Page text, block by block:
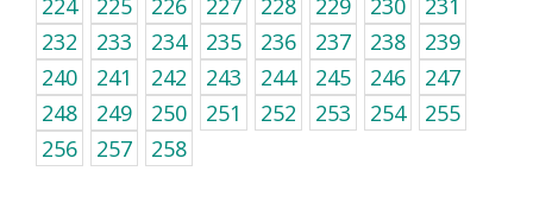
224
225 226 227 228 229 230
231
232
233 234 235 236 237 238
239
240
241 242 243 244 245 246
247
248
249 250 251 252 253 254
255
256
257 258